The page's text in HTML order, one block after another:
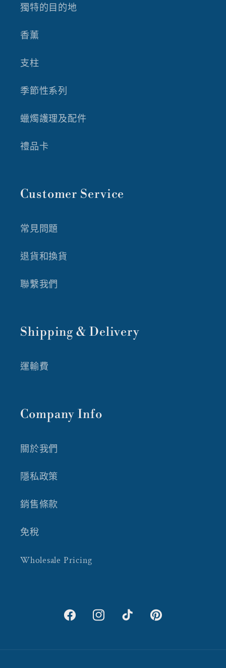
獨特的目的地
香薰
支柱
季節性系列
蠟燭護理及配件
禮品卡
Customer Service
常見問題
退貨和換貨
聯繫我們
Shipping & Delivery
運輸費
Company Info
關於我們
隱私政策
銷售條款
免稅
Wholesale Pricing
FacebookInstagramTikTok Pinterest